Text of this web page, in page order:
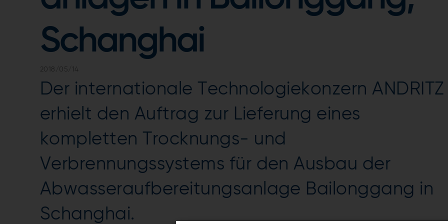
Schanghai
2018/05/14
Der internationale Technologiekonzern ANDRITZ
erhielt den Auftrag zur Lieferung eines
kompletten Trocknungs- und
Verbrennungssystems für den Ausbau der
Abwasseraufbereitungsanlage Bailonggang in
Schanghai.